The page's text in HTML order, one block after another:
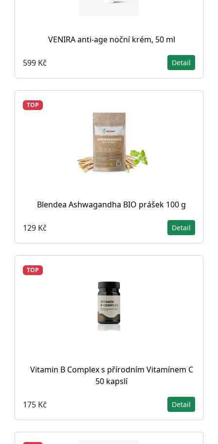
VENIRA anti-age noční krém, 50 ml
599 Kč Detail
TOP
Blendea Ashwagandha BIO prášek 100 g
129 Kč Detail
TOP
Vitamin B Complex s přírodním Vitamínem C
50 kapslí
175 Kč Detail